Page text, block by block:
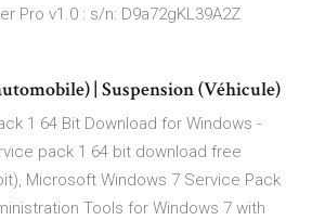
Pro v1.0 : s/n: D9a72gKL39A2Z
| Suspension (Véhicule)
1 64 Bit Download for Windows -
pack 1 64 bit download free
Microsoft Windows 7 Service Pack
Tools for Windows 7 with